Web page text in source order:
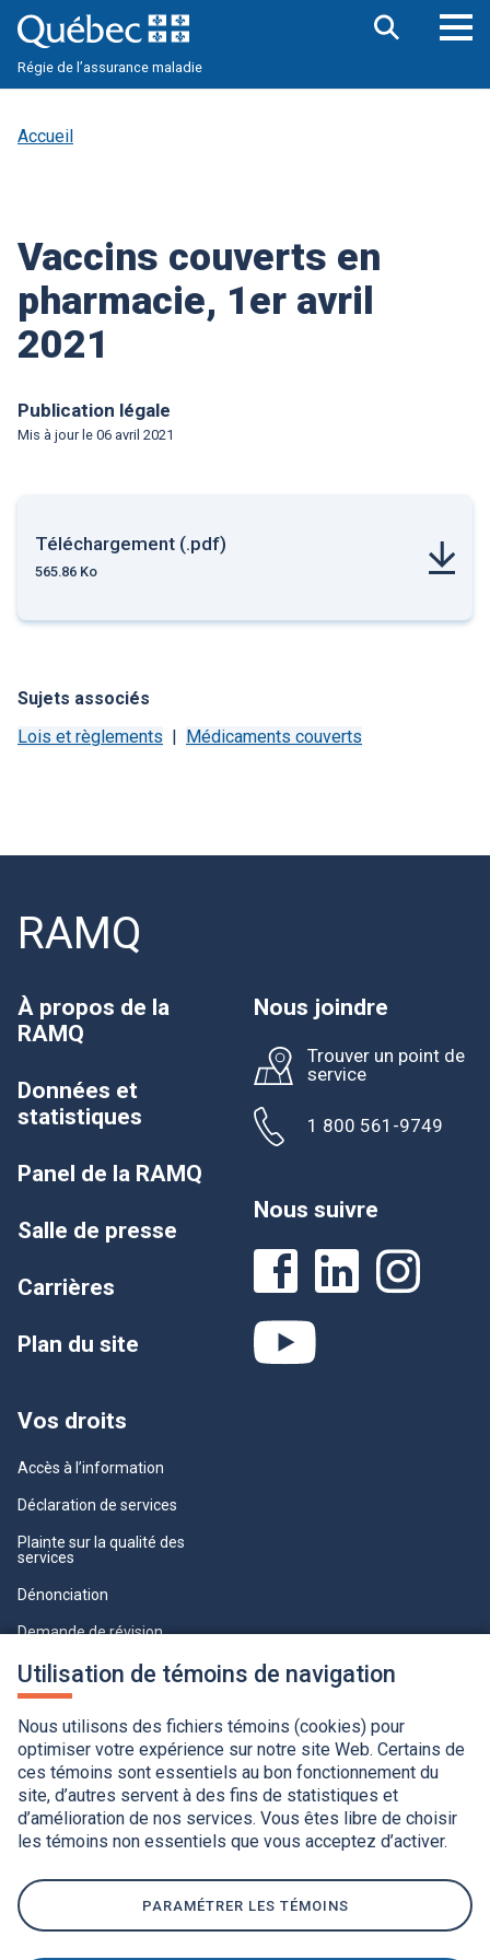
Utilisation de témoins de navigation
Nous utilisons des fichiers témoins (cookies) pour
optimiser votre expérience sur notre site Web. Certains de
ces témoins sont essentiels au bon fonctionnement du
site, d’autres servent à des fins de statistiques et
d’amélioration de nos services. Vous êtes libre de choisir
les témoins non essentiels que vous acceptez d’activer.
PARAMÉTRER LES TÉMOINS
contenu
principal
Régie de l’assurance maladie
barre
Accueil
Vaccins couverts en
pharmacie, 1er avril
2021
Publication légale
Mis à jour le 06 avril 2021
Téléchargement (.pdf)
565.86 Ko
Sujets associés
Lois et règlements
Médicaments couverts
RAMQ
À propos de la
RAMQ
Données et
statistiques
Panel de la RAMQ
Salle de presse
Carrières
Plan du site
Vos droits
Accès à l’information
Déclaration de services
Plainte sur la qualité des
services
Dénonciation
Demande de révision
Lois et règlements
Nous joindre
Trouver un point de
service
1 800 561-9749
Nous suivre
Accessibilité
Application de la Charte de la langue française
Politique de confidentialité
Québec.ca
Ce
une